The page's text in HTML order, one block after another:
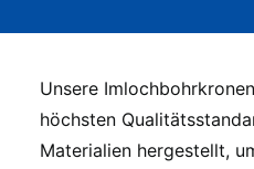
DEUTSCH
Unsere Imlochbohrkronen
höchsten
Materialien hergestellt,